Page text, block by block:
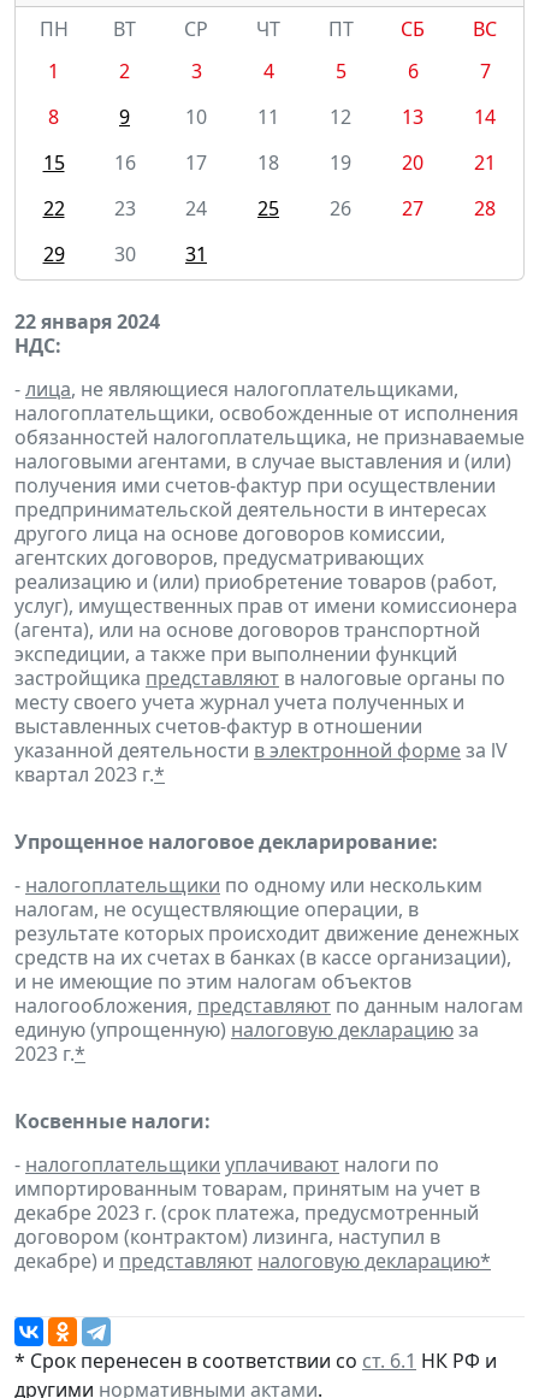
ПН
ВТ СР ЧТ ПТ СБ
ВС
1
2 3 4 5 6
7
8
9 10 11 12 13
14
15
16 17 18 19 20
21
22
23 24 25 26 27
28
29
30 31
22 января 2024
НДС:
-лица, не являющиеся налогоплательщиками,
налогоплательщики, освобожденные от исполнения
обязанностей налогоплательщика, не признаваемые
налоговыми агентами, в случае выставления и (или)
получения ими счетов-фактур при осуществлении
предпринимательской деятельности в интересах
другого лица на основе договоров комиссии,
агентских договоров, предусматривающих
реализацию и (или) приобретение товаров (работ,
услуг), имущественных прав от имени комиссионера
(агента), или на основе договоров транспортной
экспедиции, а также при выполнении функций
застройщика представляют в налоговые органы по
месту своего учета журнал учета полученных и
выставленных счетов-фактур в отношении
указанной деятельности в электронной формеза lV
квартал 2023 г.*
Упрощенное налоговое декларирование:
- налогоплательщики по одному или нескольким
налогам, не осуществляющие операции, в
результате которых происходит движение денежных
средств на их счетах в банках (в кассе организации),
и не имеющие по этим налогам объектов
налогообложения, представляют по данным налогам
единую (упрощенную) налоговую декларациюза
2023 г.*
Косвенные налоги:
- налогоплательщики уплачивают налоги по
импортированным товарам, принятым на учет в
декабре 2023 г. (срок платежа, предусмотренный
договором (контрактом) лизинга, наступил в
декабре) и представляют налоговую декларацию*
* Срок перенесен в соответствии со ст. 6.1 НК РФ и
другими нормативными актами.